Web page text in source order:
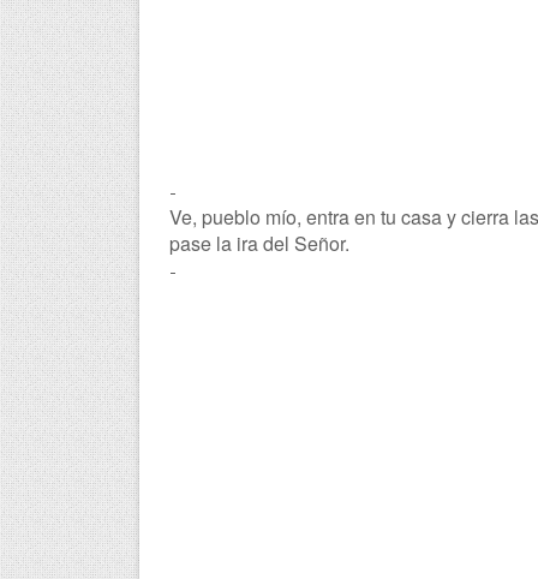
-
Ve, pueblo mío, entra en tu casa y cierra
pase la ira del Señor.
-